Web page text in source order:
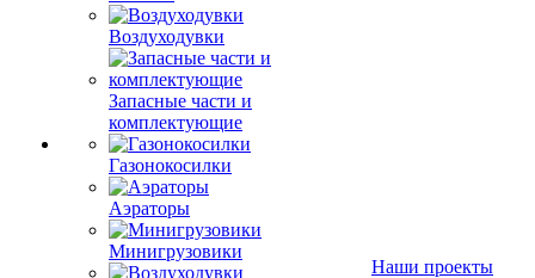
Воздуходувки
Запасные части и
комплектующие
Газонокосилки
Аэраторы
Минигрузовики
Наши проекты